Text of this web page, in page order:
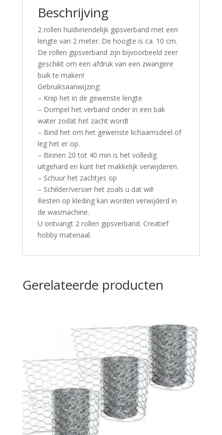
Beschrijving
2 rollen huidvriendelijk gipsverband met een
lengte van 2 meter. De hoogte is ca. 10 cm.
De rollen gipsverband zijn bijvoorbeeld zeer
geschikt om een afdruk van een zwangere
buik te maken!
Gebruiksaanwijzing:
– Knip het in de gewenste lengte
– Dompel het verband onder in een bak
water zodat het zacht wordt
– Bind het om het gewenste lichaamsdeel of
leg het er op.
– Binnen 20 tot 40 min is het volledig
uitgehard en kunt het makkelijk verwijderen.
– Schuur het zachtjes op
– Schilder/versier het zoals u dat wil!
Resten op kleding kan worden verwijderd in
de wasmachine.
U ontvangt 2 rollen gipsverband. Creatief
hobby materiaal.
Gerelateerde producten